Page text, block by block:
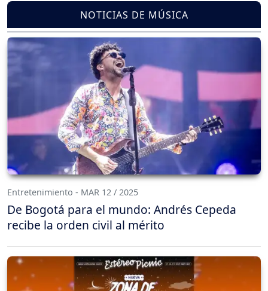
NOTICIAS DE MÚSICA
Entretenimiento - MAR 12 / 2025
De Bogotá para el mundo: Andrés Cepeda
recibe la orden civil al mérito